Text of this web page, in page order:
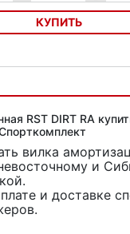
КУПИТЬ
RST DIRT RA
вилка
и
и доставке